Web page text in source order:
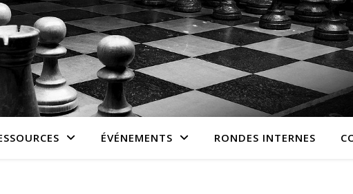
ÉVÉNEMENTS RONDES INTERNES